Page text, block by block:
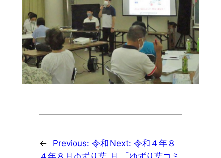
← Previous: 令和 Next: 令和４年８